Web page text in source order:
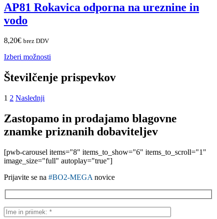
AP81 Rokavica odporna na ureznine in
vodo
8,20€ brez DDV
Izberi možnosti
Številčenje prispevkov
1 2 Naslednji
Zastopamo in prodajamo blagovne
znamke priznanih dobaviteljev
[pwb-carousel items="8" items_to_show="6" items_to_scroll="1"
image_size="full" autoplay="true"]
Prijavite se na #BO2-MEGA novice